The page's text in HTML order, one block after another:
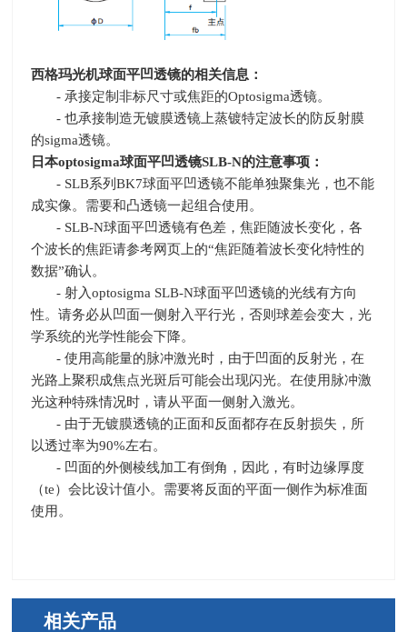
西格玛光机球面平凹透镜的相关信息：
- 承接定制非标尺寸或焦距的Optosigma透镜。
- 也承接制造无镀膜透镜上蒸镀特定波长的防反射膜
的sigma透镜。
日本optosigma球面平凹透镜SLB-N的注意事项：
- SLB系列BK7球面平凹透镜不能单独聚集光，也不能
成实像。需要和凸透镜一起组合使用。
- SLB-N球面平凹透镜有色差，焦距随波长变化，各
个波长的焦距请参考网页上的“焦距随着波长变化特性的
数据”确认。
- 射入optosigma SLB-N球面平凹透镜的光线有方向
性。请务必从凹面一侧射入平行光，否则球差会变大，光
学系统的光学性能会下降。
- 使用高能量的脉冲激光时，由于凹面的反射光，在
光路上聚积成焦点光斑后可能会出现闪光。在使用脉冲激
光这种特殊情况时，请从平面一侧射入激光。
- 由于无镀膜透镜的正面和反面都存在反射损失，所
以透过率为90%左右。
- 凹面的外侧棱线加工有倒角，因此，有时边缘厚度
（te）会比设计值小。需要将反面的平面一侧作为标准面
使用。
相关产品